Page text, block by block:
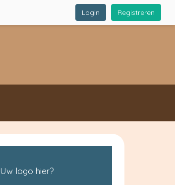
Registreren
Login
Uw logo hier?